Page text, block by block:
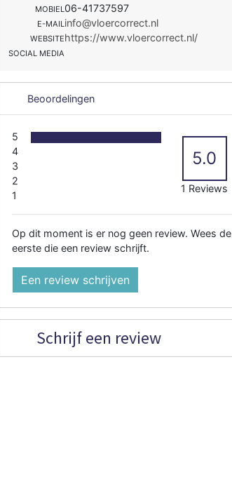
MOBIEL06-41737597
E-MAILinfo@vloercorrect.nl
WEBSITEhttps://www.vloercorrect.nl/
SOCIAL MEDIA
Beoordelingen
5
4
3
2
1
5.0
1 Reviews
Op dit moment is er nog geen review. Wees de
eerste die een review schrijft.
Een review schrijven
Schrijf een review